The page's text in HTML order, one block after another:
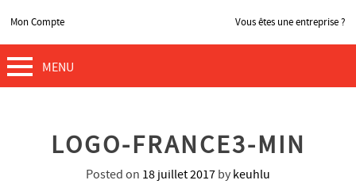
Mon Compte Vous êtes une entreprise ?
MENU
LOGO-FRANCE3-MIN
Posted on 18 juillet 2017 by keuhlu